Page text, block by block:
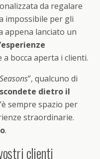
da regalare
impossibile per gli
appena lanciato un
a bocca aperta i clienti.
”, qualcuno di
dietro il
sempre spazio per
straordinarie.
.
clienti